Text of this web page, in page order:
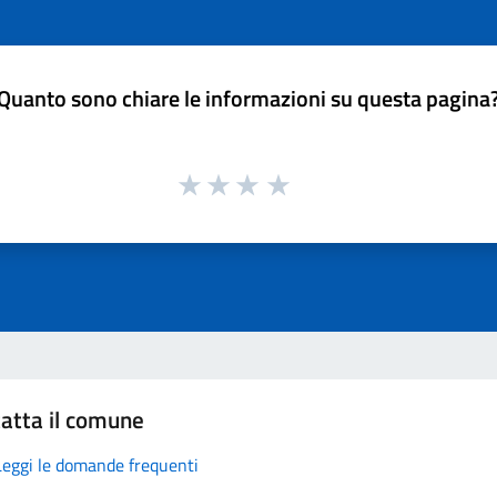
sono chiare le informazioni su questa
il comune
le domande frequenti